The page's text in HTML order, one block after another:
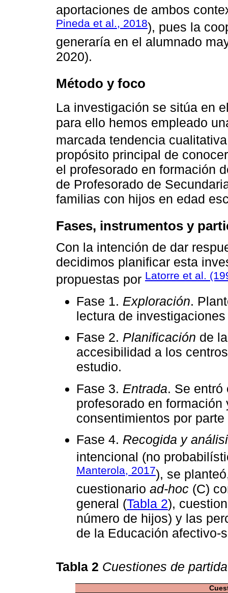
aportaciones de ambos
Pineda et al., 2018), pues la
generaría en el alumnado
2020).
Método y foco
La investigación se sitúa en
para ello hemos empleado
marcada tendencia
propósito principal de
el profesorado en formación
de Profesorado de
familias con hijos en edad
Fases, instrumentos y
Con la intención de dar
decidimos planificar esta
propuestas por Latorre et al.
Fase 1. Exploración.
lectura de
Fase 2. Planificación de
accesibilidad a los
estudio.
Fase 3. Entrada. Se entró
profesorado en
consentimientos por
Fase 4. Recogida y
intencional (no
Manterola, 2017), se
cuestionario ad-hoc (C)
general (Tabla 2),
número de hijos) y las
de la Educación afectivo-
Tabla 2 Cuestiones de